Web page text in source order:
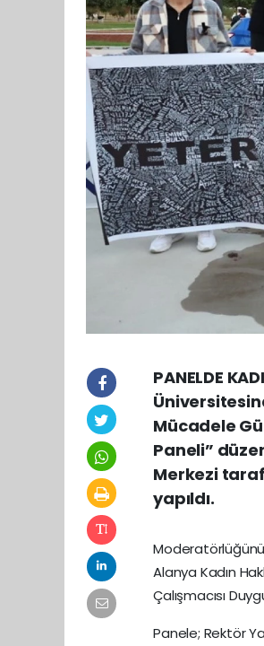
PANELDE
Mücadele
Paneli”
Merkezi
yapıldı.
Alanya Kadın
Çalışmacısı
Panele; Rektör